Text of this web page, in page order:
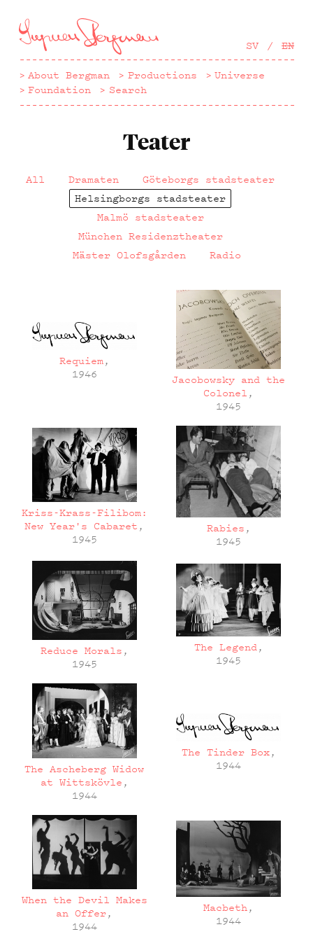
till
huvudinnehåll
SV EN
About Bergman Productions
Universe
Foundation
Search
Teater
All Dramaten
Göteborgs stadsteater
Helsingborgs stadsteater
Malmö stadsteater
München Residenztheater
Mäster Olofsgården
Radio
Requiem,
1946
Jacobowsky and the
Colonel ,
1945
Kriss-Krass-Filibom:
New Year's Cabaret ,
1945
Rabies ,
1945
Reduce Morals ,
1945
The Legend,
1945
The Ascheberg Widow
at Wittskövle ,
1944
The Tinder Box,
1944
When the Devil Makes
an Offer,
1944
Macbeth,
1944